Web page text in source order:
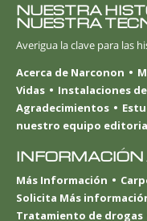
NUESTRA
NUESTRA
Averigua la clave para las
Acerca de Narconon
Vidas
Instalaciones
Agradecimientos
nuestro equipo
Más Información
Solicita Más
Tratamiento de drogas